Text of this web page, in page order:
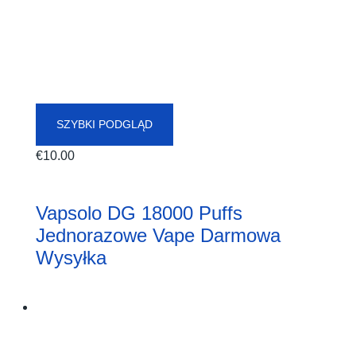
SZYBKI PODGLĄD
€10.00
Vapsolo DG 18000 Puffs
Jednorazowe Vape Darmowa
Wysyłka